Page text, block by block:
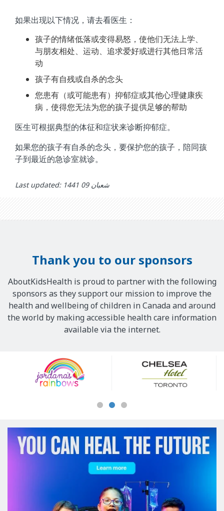
如果出现以下情况，请去看医生：
孩子的情绪低落或变得易怒，使他们无法上学、
与朋友相处、运动、追求爱好或进行其他日常活
动
孩子有自残或自杀的念头
您患有（或可能患有）抑郁症或其他心理健康疾
病，使得您无法为您的孩子提供足够的帮助
医生可根据典型的体征和症状来诊断抑郁症。
如果您的孩子有自杀的念头，要保护您的孩子，陪同孩
子到最近的急诊室就诊。
Last updated: شعبان 09 1441
Thank you to our sponsors
AboutKidsHealth is proud to partner with the following
sponsors as they support our mission to improve the
health and wellbeing of children in Canada and around
the world by making accessible health care information
available via the internet.
Sponsors